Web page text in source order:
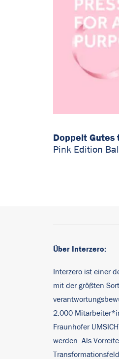
Doppelt Gutes
Pink Edition
Über Interzero:
Interzero ist einer
mit der größten
2.000
Fraunhofer
werden. Als